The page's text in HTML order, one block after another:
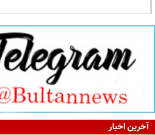
آخرین اخبار